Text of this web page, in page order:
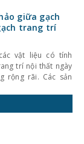
bao nhiêu vẫn là
chính vì thế
giữa gạch
trang trí
vật liệu có tính
trí nội thất ngày
rộng rãi. Các sản
tự nhiên,… đã trở
vật liệu trang trí